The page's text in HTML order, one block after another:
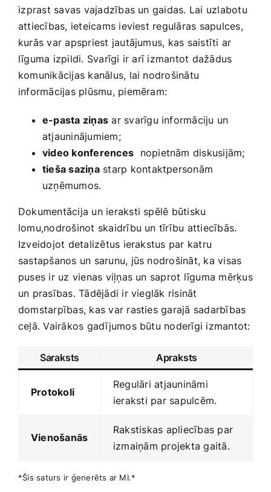
⁣izprast savas vajadzības un gaidas. Lai uzlabotu
attiecības, ieteicams ieviest regulāras sapulces,
kurās var apspriest​ jautājumus, kas saistīti ar
līguma izpildi. Svarīgi ir arī izmantot dažādus
komunikācijas kanālus, lai nodrošinātu
‌informācijas plūsmu, piemēram:
e-pasta ziņas ar svarīgu informāciju un
atjauninājumiem;
video konferences ‌ nopietnām diskusijām;
tieša saziņa‌starp kontaktpersonām
uzņēmumos.
Dokumentācija un ieraksti spēlē būtisku
lomu,nodrošinot skaidrību un tīrību attiecībās.
Izveidojot detalizētus ierakstus par ​katru
sastapšanos un sarunu, jūs nodrošināt, ka visas
puses ir uz vienas viļņas un saprot līguma‌ mērķus
​un prasības. Tādējādi ir vieglāk risināt
domstarpības, kas var rasties garajā sadarbības
ceļā. Vairākos gadījumos būtu noderīgi izmantot:
Saraksts Apraksts
Protokoli
Regulāri atjaunināmi
ieraksti par sapulcēm.
Vienošanās
Rakstiskas apliecības par
izmaiņām projekta gaitā.
*Šis saturs ir ģenerēts ar ‍MI.*